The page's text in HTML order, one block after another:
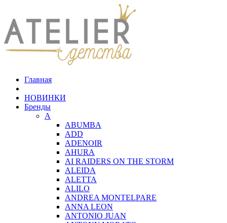
Главная
НОВИНКИ
Бренды
A
ABUMBA
ADD
ADENOIR
AHURA
AI RAIDERS ON THE STORM
ALEIDA
ALETTA
ALILO
ANDREA MONTELPARE
ANNA LEON
ANTONIO JUAN